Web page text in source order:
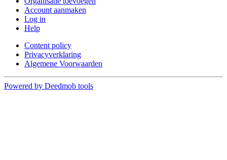
Account aanmaken
Log in
Help
Content policy
Privacyverklaring
Algemene Voorwaarden
Powered by Deedmob tools